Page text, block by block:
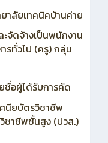
าลัยเทคนิคบ้านค่าย
จัดจ้างเป็นพนักงาน
รทั่วไป (ครู) กลุ่ม
ชื่อผู้ได้รับการคัด
นียบัตรวิชาชีพ
ชาชีพชั้นสูง (ปวส.)